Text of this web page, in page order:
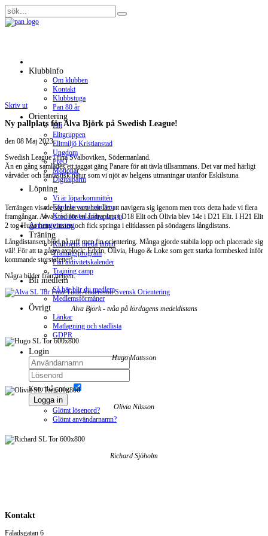
Klubbinfo
Om klubben
Kontakt
Klubbstuga
Pan 80 år
Orientering
Elit
Elitgruppen
Elitmiljö Kristianstad
Ungdom
PreO
Motionär
Digitalpärm
Löpning
Vi är löparkommittén
Fördelar som medlem
Kristianstad Löpargrupp
Arrangemang
Träning
Klubbens breda utbud
Träningsprogram
Pan aktivitetskalender
Training camp
Bli medlem
Så här blir du medlem
Medlemsförmåner
Övrigt
Länkar
Matlagning och stadlista
GDPR
Login
Kom ihåg mig
Logga in
Glömt lösenord?
Glömt användarnamn?
Skriv ut
Ny pallplats för Alva Björk på Swedish League!
den 08 Maj 2023.
Swedish League i fina Svalboviken, Södermanland.
Än en gång samlades ett taggat gäng Panare för att tävla tillsammans. Det var med härligt
vårväder och fantastisk natur som vi njöt av helgens utmaningar utanför Eskilstuna.
Terrängen visade sig inte vara helt lätt att navigera sig igenom men trots detta hade vi flera
framgångar. Alva stod för en andraplats i D18 Elit och Olivia blev 14e i D21 Elit. I H21 Elit
2 tog Hugo hem vinsten och fick springa i elitklassen på söndagens långdistans.
Långdistansen bjöd på tuff men fin orientering. Många gjorde stabila lopp och placerade sig
väl! För att ta några axplock: Edvin, Olivia, Hugo & Loke som gett starka formbesked inför
kommande storstafetter!
Några bilder från helgen:
Alva Björk - tvåa på lördagens medeldistans
Hugo Mattsson
Olivia Nilsson
Richard Sjöholm
Kontakt
Fäladsgatan 6